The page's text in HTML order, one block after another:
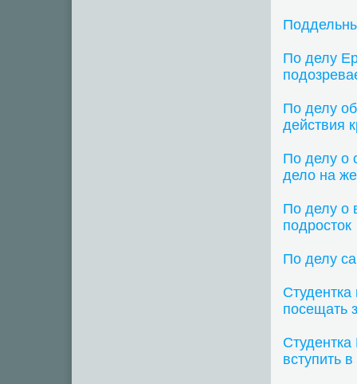
По делу
По делу
действия
По делу о
дело на
По делу о
подросток
По делу
посещать
вступить